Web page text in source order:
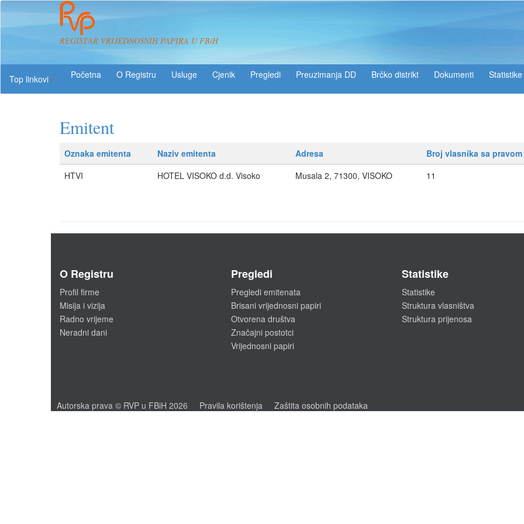
REGISTAR VRIJEDNOSNIH PAPIRA U FBiH
Top linkovi
O Registru Usluge Pregledi Preuzimanja DD Brčko distrikt Dokumenti Statistike
Emitent
Oznaka emitenta Naziv emitenta Adresa
Broj vlasnika sa
HTVI
HOTEL VISOKO d.d. Visoko Musala 2, 71300, VISOKO 11
O Registru
Profil firme
Misija i vizija
Radno vrijeme
Neradni dani
Pregledi
Pregledi emitenata
Brisani vrijednosni papiri
Otvorena društva
Značajni postotci
Vrijednosni papiri
Statistike
Statistike
Struktura vlasništva
Struktura prijenosa
Autorska prava © RVP u FBiH 2026 Pravila korištenja Zaštita osobnih podataka